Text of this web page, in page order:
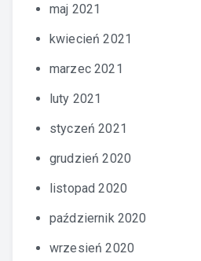
maj 2021
kwiecień 2021
marzec 2021
luty 2021
styczeń 2021
grudzień 2020
listopad 2020
październik 2020
wrzesień 2020